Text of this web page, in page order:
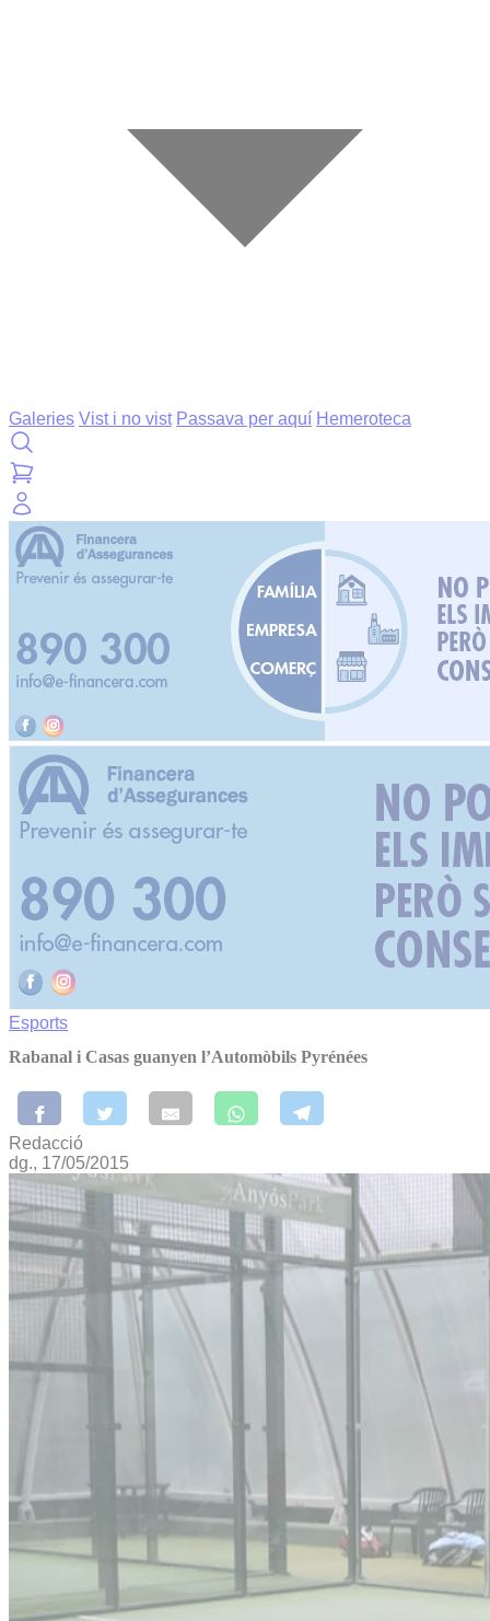
Galeries Vist i no vist Passava per aquí Hemeroteca
Esports
Rabanal i Casas guanyen l’Automòbils Pyrénées
Redacció
dg., 17/05/2015